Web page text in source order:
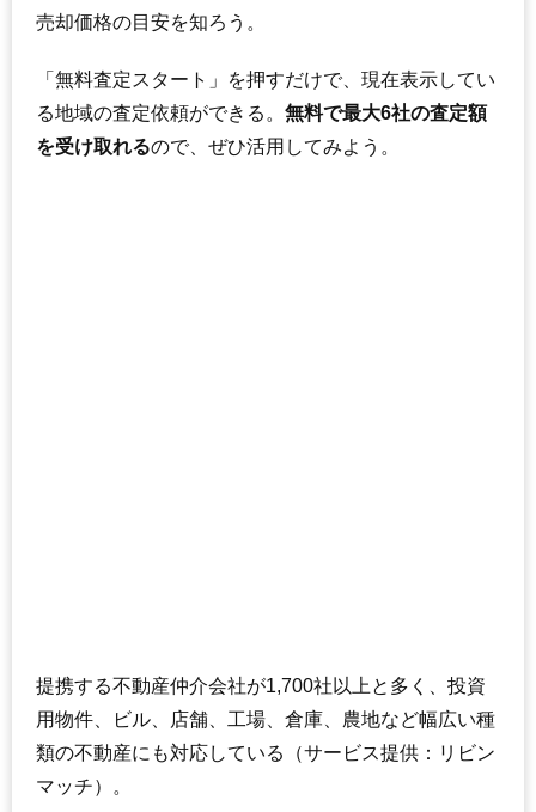
売却価格の目安を知ろう。
「無料査定スタート」を押すだけで、現在表示してい
る地域の査定依頼ができる。 無料で最大6社の査定額
を受け取れるので、ぜひ活用してみよう。
提携する不動産仲介会社が1,700社以上と多く、投資
用物件、ビル、店舗、工場、倉庫、農地など幅広い種
類の不動産にも対応している（サービス提供：リビン
マッチ）。